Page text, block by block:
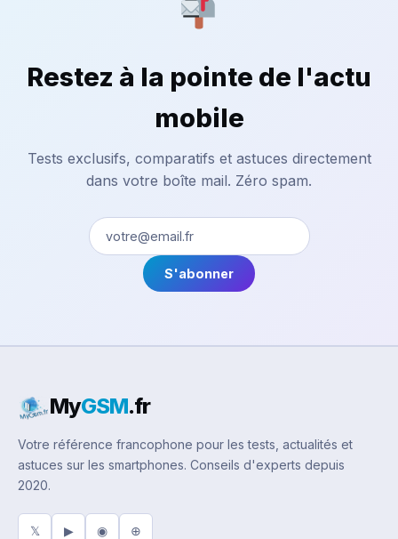
Restez à la pointe de l'actu
mobile
Tests exclusifs, comparatifs et astuces directement
dans votre boîte mail. Zéro spam.
S'abonner
MyGSM.fr
Votre référence francophone pour les tests, actualités et
astuces sur les smartphones. Conseils d'experts depuis
2020.
𝕏 ▶ ◉ ⊕